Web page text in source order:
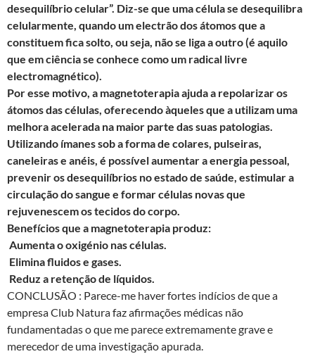
desequilíbrio celular”. Diz-se que uma célula se desequilibra
celularmente, quando um electrão dos átomos que a
constituem fica solto, ou seja, não se liga a outro (é aquilo
que em ciência se conhece como um radical livre
electromagnético).
Por esse motivo, a magnetoterapia ajuda a repolarizar os
átomos das células, oferecendo àqueles que a utilizam uma
melhora acelerada na maior parte das suas patologias.
Utilizando ímanes sob a forma de colares, pulseiras,
caneleiras e anéis, é possível aumentar a energia pessoal,
prevenir os desequilíbrios no estado de saúde, estimular a
circulação do sangue e formar células novas que
rejuvenescem os tecidos do corpo.
Benefícios que a magnetoterapia produz:
Aumenta o oxigénio nas células.
Elimina fluidos e gases.
Reduz a retenção de líquidos.
CONCLUSÃO : Parece-me haver fortes indícios de que a
empresa Club Natura faz afirmações médicas não
fundamentadas o que me parece extremamente grave e
merecedor de uma investigação apurada.